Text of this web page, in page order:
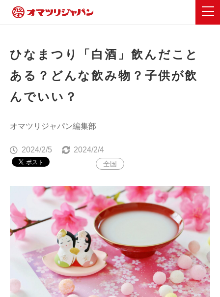
ひなまつり「白酒」飲んだこと
ある？どんな飲み物？子供が飲
んでいい？
オマツリジャパン編集部
2024/2/5 2024/2/4
全国